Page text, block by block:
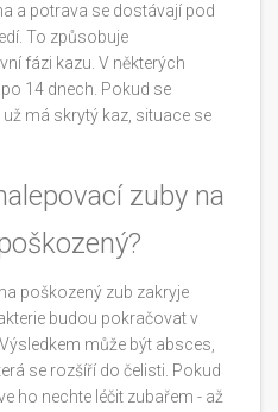
a potrava se dostávají pod
To způsobuje
fázi kazu. V některých
14 dnech. Pokud se
už má skrytý kaz, situace se
zuby na
poškozený zub zakryje
budou pokračovat v
může být absces,
se rozšíří do čelisti. Pokud
ho nechte léčit zubařem - až